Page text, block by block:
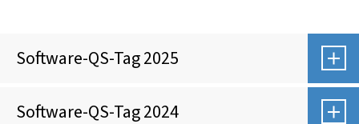
Software-QS-Tag 2025
“Testet ihr schon oder ignoriert ihr noc
Software-QS-Tag 2024